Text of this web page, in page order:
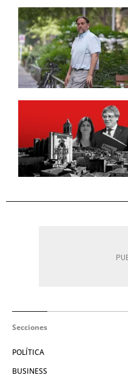
Secciones
POLÍTICA
BUSINESS